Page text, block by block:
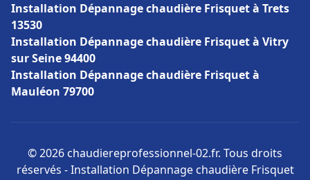
Installation Dépannage chaudière Frisquet à Trets
13530
Installation Dépannage chaudière Frisquet à Vitry
sur Seine 94400
Installation Dépannage chaudière Frisquet à
Mauléon 79700
© 2026 chaudiereprofessionnel-02.fr. Tous droits
réservés - Installation Dépannage chaudière Frisquet